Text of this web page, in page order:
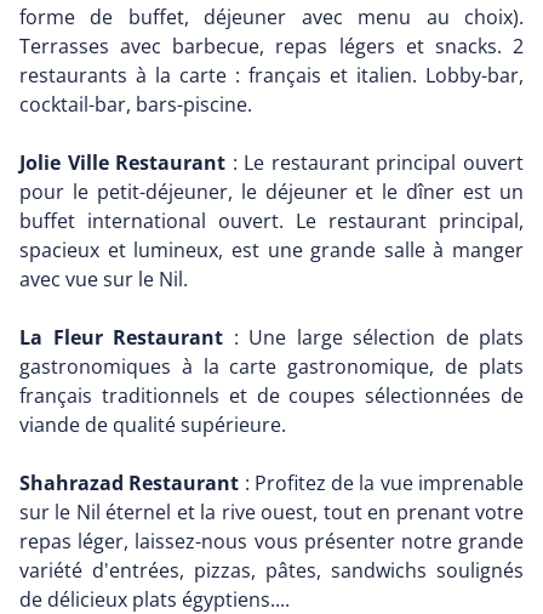
forme de buffet, déjeuner avec menu au choix).
Terrasses avec barbecue, repas légers et snacks. 2
restaurants à la carte : français et italien. Lobby-bar,
cocktail-bar, bars-piscine.
Jolie Ville Restaurant : Le restaurant principal ouvert
pour le petit-déjeuner, le déjeuner et le dîner est un
buffet international ouvert. Le restaurant principal,
spacieux et lumineux, est une grande salle à manger
avec vue sur le Nil.
La Fleur Restaurant : Une large sélection de plats
gastronomiques à la carte gastronomique, de plats
français traditionnels et de coupes sélectionnées de
viande de qualité supérieure.
Shahrazad Restaurant : Profitez de la vue imprenable
sur le Nil éternel et la rive ouest, tout en prenant votre
repas léger, laissez-nous vous présenter notre grande
variété d'entrées, pizzas, pâtes, sandwichs soulignés
de délicieux plats égyptiens....